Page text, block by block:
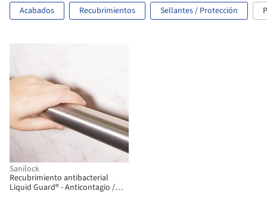
Acabados Recubrimientos Sellantes / Protección
Sanilock
Recubrimiento antibacterial
Liquid Guard® - Anticontagio /